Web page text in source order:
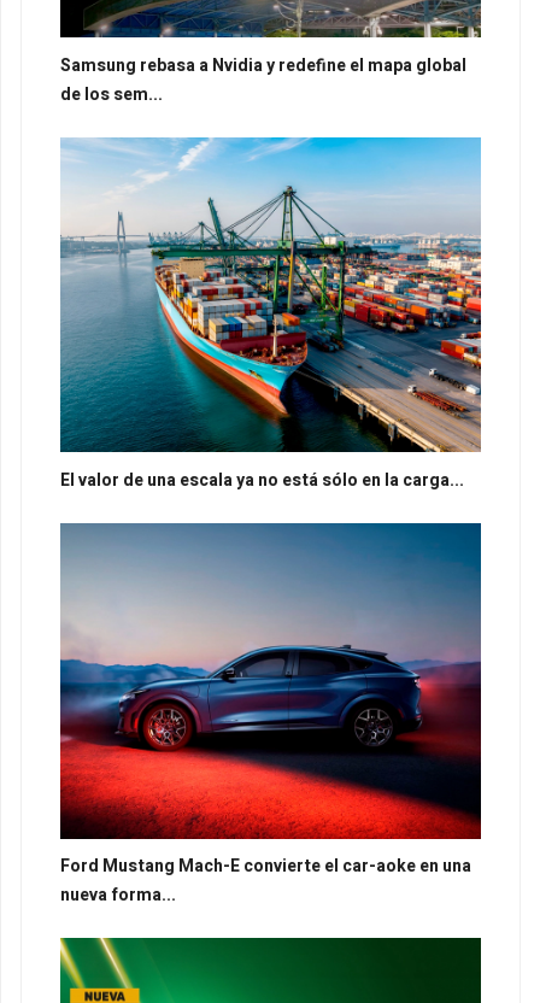
Samsung rebasa a Nvidia y redefine el mapa global
de los sem...
El valor de una escala ya no está sólo en la carga...
Ford Mustang Mach-E convierte el car-aoke en una
nueva forma...